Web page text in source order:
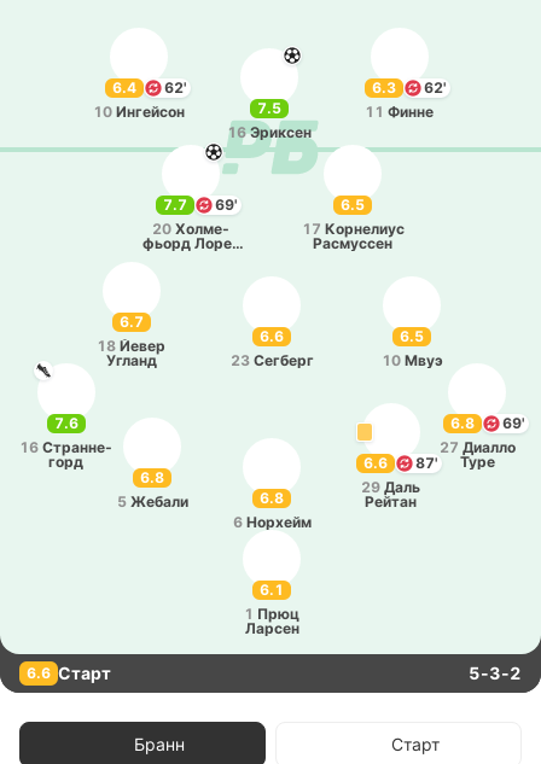
6.3
62'
11 Финне
7.5
16 Эри­ксен
6.4
62'
10 Ингей­сон
6.1
1 Прюц
Ларсен
6.8
5 Жебали
7.6
16 Стра­нне­
горд
6.8
6 Но­рхейм
6.6
87'
29 Даль
Рейтан
6.8
69'
27 Диалло
Туре
6.7
18 Йевер
Угланд
6.5
10 Мвуэ
6.6
23 Се­гберг
7.7
69'
20 Хо­лме­
фьорд Ло­ре­
6.5
17 Ко­рне­лиус
Ра­сму­ссен
6.6 Старт 5-3-2
Бранн Старт